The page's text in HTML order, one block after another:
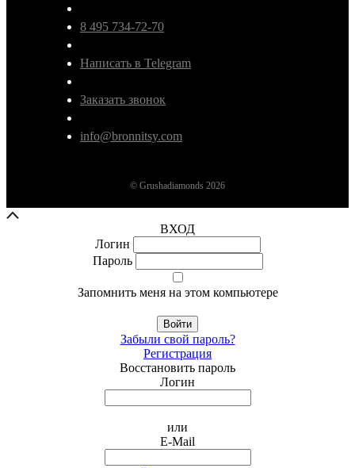
8 495 734-72-70
Написать в Telegram
Заказать звонок
info@bronnitsy.com
© Grushadiamonds 2026
ВХОД
Логин
Пароль
Запомнить меня на этом компьютере
Войти
Забыли свой пароль?
Регистрация
Восстановить пароль
Логин
или
E-Mail